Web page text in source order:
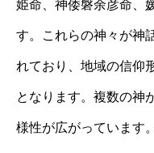
姫命、神倭磐余彦命、
す。これらの神々が神
れており、地域の信仰
となります。複数の神
様性が広がっています。